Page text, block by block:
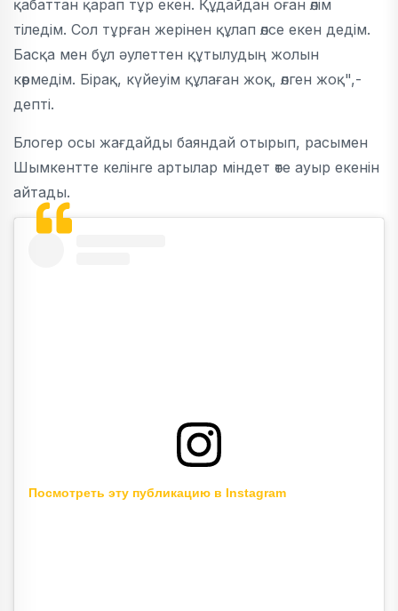
қабаттан қарап тұр екен. Құдайдан оған өлім
тіледім. Сол тұрған жерінен құлап өлсе екен дедім.
Басқа мен бұл әулеттен құтылудың жолын
көрмедім. Бірақ, күйеуім құлаған жоқ, өлген жоқ",-
депті.
Блогер осы жағдайды баяндай отырып, расымен
Шымкентте келінге артылар міндет өте ауыр екенін
айтады.
Посмотреть эту публикацию в Instagram